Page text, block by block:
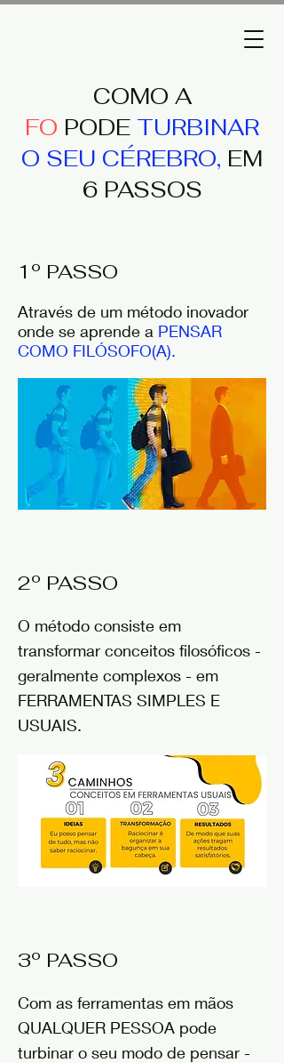
COMO A
FO PODE TURBINAR
O SEU CÉREBRO, EM
6 PASSOS
1º PASSO
Através de um método inovador
onde se aprende a PENSAR
COMO FILÓSOFO(A).
2º PASSO
O método consiste em
transformar conceitos filosóficos -
geralmente complexos - em
FERRAMENTAS SIMPLES E
USUAIS.
3º PASSO
Com as ferramentas em mãos
QUALQUER PESSOA pode
turbinar o seu modo de pensar -